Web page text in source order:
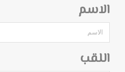
الاسم
اللقب